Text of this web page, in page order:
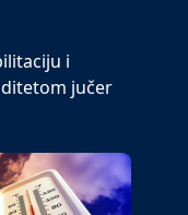
i
jučer